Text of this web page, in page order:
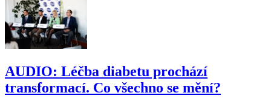
AUDIO: Léčba diabetu prochází
transformací. Co všechno se mění?